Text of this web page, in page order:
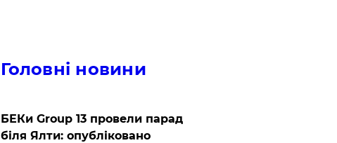
Головні новини
БЕКи Group 13 провели парад
біля Ялти: опубліковано